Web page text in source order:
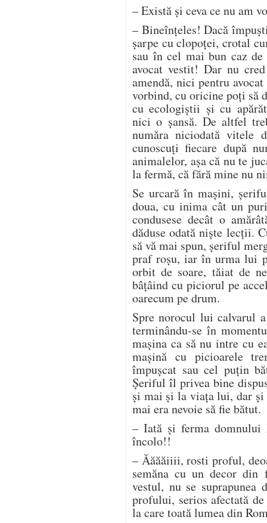
– Există şi ceva ce nu am
– Bineînţeles! Dacă
şarpe cu clopoţei, crotal
sau în cel mai bun caz de
avocat vestit! Dar nu
amendă, nici pentru
vorbind, cu oricine poţi să
cu ecologiştii şi cu
nici o şansă. De altfel
număra niciodată vitele
cunoscuţi fiecare după
animalelor, aşa că nu te
la fermă, că fără mine nu
Se urcară în maşini,
doua, cu inima cât un
condusese decât o
dăduse odată nişte lecţii.
să vă mai spun, şeriful
praf roşu, iar în urma lui
orbit de soare, tăiat de
bâţâind cu piciorul pe
oarecum pe drum.
Spre norocul lui calvarul
terminându-se în
maşina ca să nu intre cu
maşină cu picioarele
împuşcat sau cel puţin
Şeriful îl privea bine
şi mai şi la viaţa lui, dar şi
mai era nevoie să fie bătut.
– Iată şi ferma domnului
încolo!!
– Ăăăăiiii, rosti proful,
semăna cu un decor din
vestul, nu se suprapunea
profului, serios afectată
la care toată lumea din